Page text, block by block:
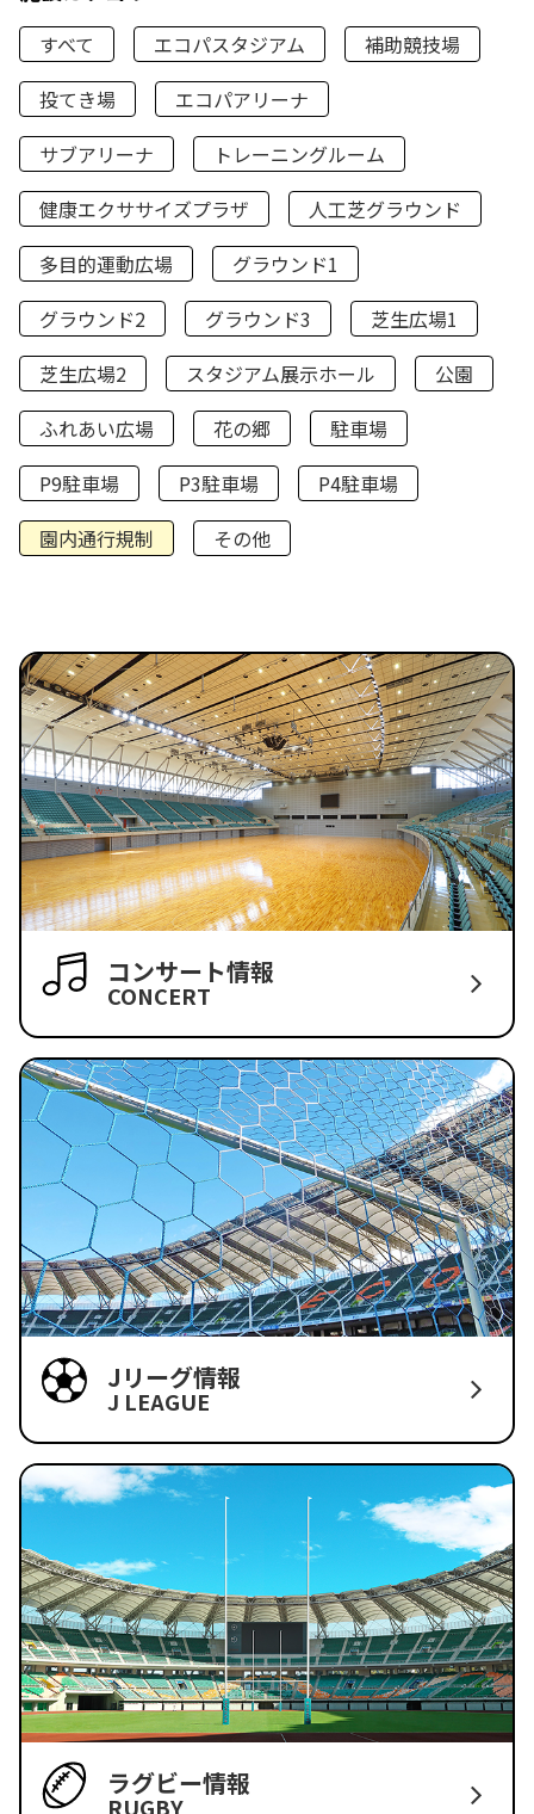
すべて エコパスタジアム
補助競技場
投てき場
エコパアリーナ
サブアリーナ
トレーニングルーム
健康エクササイズプラザ
人工芝グラウンド
多目的運動広場
グラウンド1
グラウンド2
グラウンド3
芝生広場1
芝生広場2
スタジアム展示ホール
公園
ふれあい広場
花の郷
駐車場
P9駐車場
P3駐車場
P4駐車場
園内通行規制
その他
コンサート情報
CONCERT
Jリーグ情報
J LEAGUE
ラグビー情報
RUGBY